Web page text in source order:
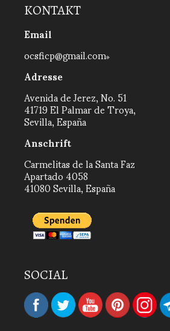
KONTAKT
Email
ocsficp@gmail.com
Adresse
Avenida de Jerez, No. 51
41719 El Palmar de Troya,
Sevilla, España
Anschrift
Carmelitas de la Santa Faz
Apartado 4058
41080 Sevilla, España
SOCIAL